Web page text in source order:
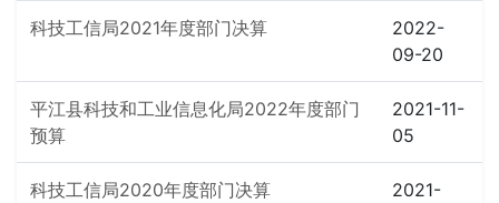
科技工信局2021年度部门决算
2022-
09-20
平江县科技和工业信息化局2022年度部门
预算
2021-11-
05
科技工信局2020年度部门决算
2021-